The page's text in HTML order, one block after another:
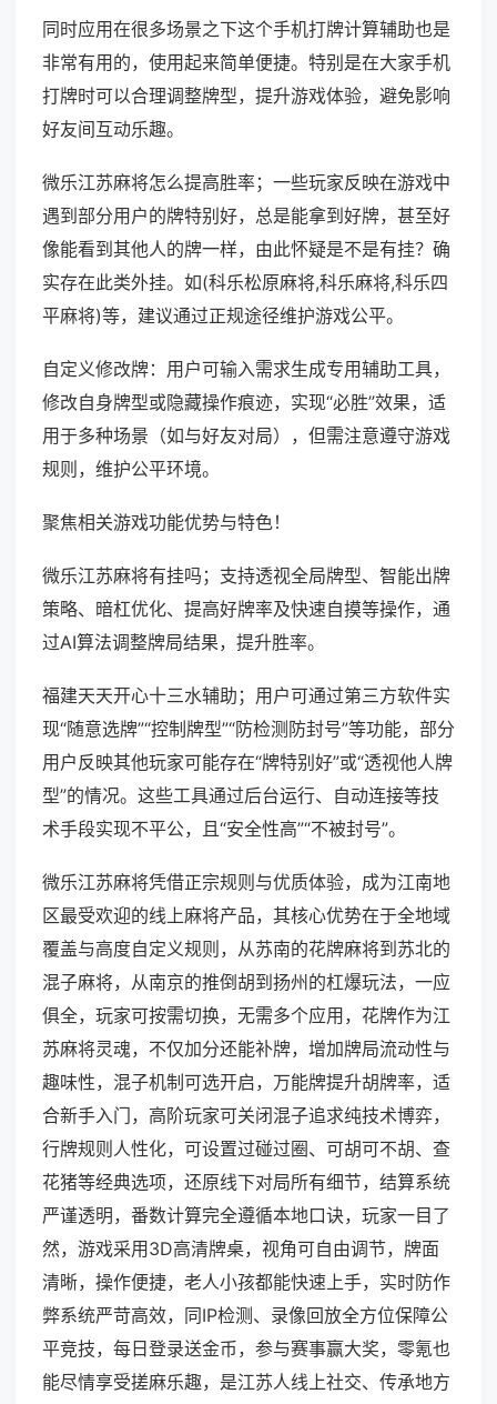
同时应用在很多场景之下这个手机打牌计算辅助也是
非常有用的，使用起来简单便捷。特别是在大家手机
打牌时可以合理调整牌型，提升游戏体验，避免影响
好友间互动乐趣。
微乐江苏麻将怎么提高胜率；一些玩家反映在游戏中
遇到部分用户的牌特别好，总是能拿到好牌，甚至好
像能看到其他人的牌一样，由此怀疑是不是有挂？确
实存在此类外挂。如(科乐松原麻将,科乐麻将,科乐四
平麻将)等，建议通过正规途径维护游戏公平。
自定义修改牌：用户可输入需求生成专用辅助工具，
修改自身牌型或隐藏操作痕迹，实现“必胜”效果，适
用于多种场景（如与好友对局），但需注意遵守游戏
规则，维护公平环境。
聚焦相关游戏功能优势与特色！
微乐江苏麻将有挂吗；支持透视全局牌型、智能出牌
策略、暗杠优化、提高好牌率及快速自摸等操作，通
过AI算法调整牌局结果，提升胜率。
福建天天开心十三水辅助；用户可通过第三方软件实
现“随意选牌”“控制牌型”“防检测防封号”等功能，部分
用户反映其他玩家可能存在“牌特别好”或“透视他人牌
型”的情况。这些工具通过后台运行、自动连接等技
术手段实现不平公，且“安全性高”“不被封号”。
微乐江苏麻将凭借正宗规则与优质体验，成为江南地
区最受欢迎的线上麻将产品，其核心优势在于全地域
覆盖与高度自定义规则，从苏南的花牌麻将到苏北的
混子麻将，从南京的推倒胡到扬州的杠爆玩法，一应
俱全，玩家可按需切换，无需多个应用，花牌作为江
苏麻将灵魂，不仅加分还能补牌，增加牌局流动性与
趣味性，混子机制可选开启，万能牌提升胡牌率，适
合新手入门，高阶玩家可关闭混子追求纯技术博弈，
行牌规则人性化，可设置过碰过圈、可胡可不胡、查
花猪等经典选项，还原线下对局所有细节，结算系统
严谨透明，番数计算完全遵循本地口诀，玩家一目了
然，游戏采用3D高清牌桌，视角可自由调节，牌面
清晰，操作便捷，老人小孩都能快速上手，实时防作
弊系统严苛高效，同IP检测、录像回放全方位保障公
平竞技，每日登录送金币，参与赛事赢大奖，零氪也
能尽情享受搓麻乐趣，是江苏人线上社交、传承地方